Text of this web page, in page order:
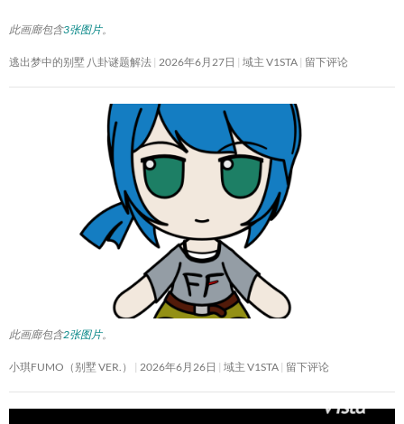
此画廊包含3张图片。
逃出梦中的别墅 八卦谜题解法 2026年6月27日 域主 V1STA 留下评论
此画廊包含2张图片。
小琪FUMO（别墅 VER.） 2026年6月26日 域主 V1STA 留下评论